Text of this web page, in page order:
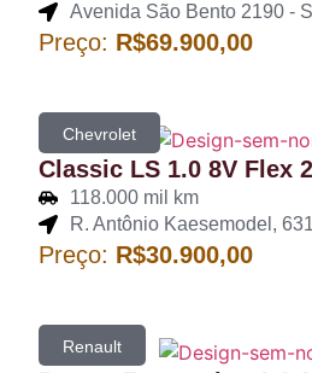
Avenida São Bento 2190 -
Preço: R$69.900,00
Chevrolet
Classic LS 1.0 8V Flex
118.000 mil km
R. Antônio Kaesemodel,
Preço: R$30.900,00
Renault